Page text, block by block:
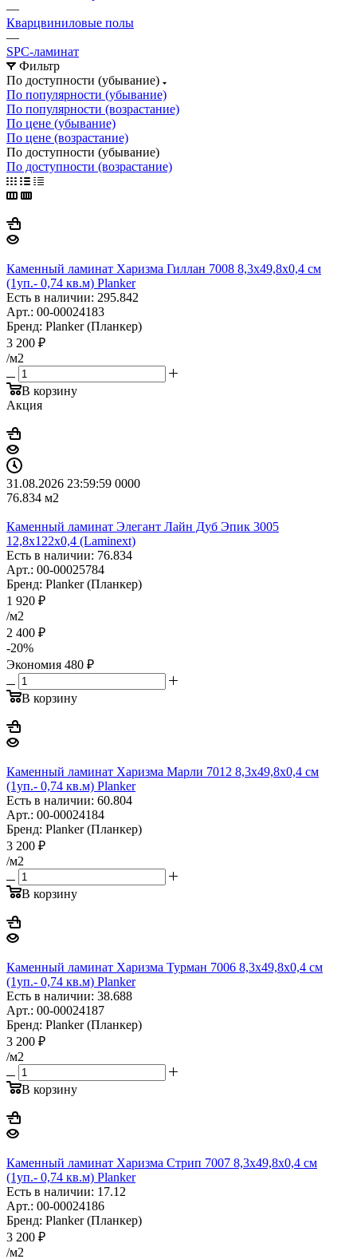
—
Кварцвиниловые полы
—
SPC-ламинат
Фильтр
По доступности (убывание)
По популярности (убывание)
По популярности (возрастание)
По цене (убывание)
По цене (возрастание)
По доступности (убывание)
По доступности (возрастание)
Каменный ламинат Харизма Гиллан 7008 8,3x49,8x0,4 см
(1уп.- 0,74 кв.м) Planker
Есть в наличии: 295.842
Арт.: 00-00024183
Бренд: Planker (Планкер)
3 200 ₽
/м2
В корзину
Акция
31.08.2026 23:59:59 0000
76.834 м2
Каменный ламинат Элегант Лайн Дуб Эпик 3005
12,8x122x0,4 (Laminext)
Есть в наличии: 76.834
Арт.: 00-00025784
Бренд: Planker (Планкер)
1 920 ₽
/м2
2 400 ₽
-20%
Экономия 480 ₽
В корзину
Каменный ламинат Харизма Марли 7012 8,3x49,8x0,4 см
(1уп.- 0,74 кв.м) Planker
Есть в наличии: 60.804
Арт.: 00-00024184
Бренд: Planker (Планкер)
3 200 ₽
/м2
В корзину
Каменный ламинат Харизма Турман 7006 8,3x49,8x0,4 см
(1уп.- 0,74 кв.м) Planker
Есть в наличии: 38.688
Арт.: 00-00024187
Бренд: Planker (Планкер)
3 200 ₽
/м2
В корзину
Каменный ламинат Харизма Стрип 7007 8,3x49,8x0,4 см
(1уп.- 0,74 кв.м) Planker
Есть в наличии: 17.12
Арт.: 00-00024186
Бренд: Planker (Планкер)
3 200 ₽
/м2